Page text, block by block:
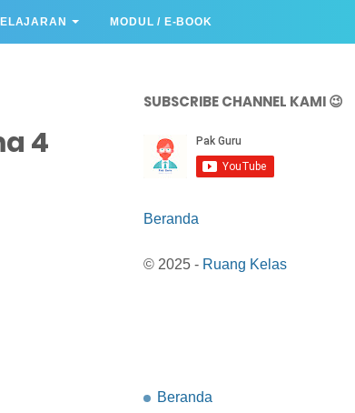
MODUL / E-BOOK
4
SUBSCRIBE CHANNEL KAMI 😉
Beranda
© 2025 - Ruang Kelas
Beranda